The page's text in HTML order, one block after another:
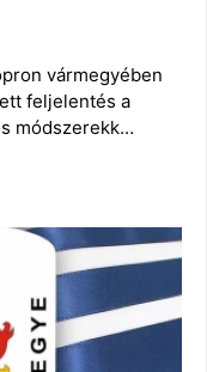
vármegyében
feljelentés a
módszerekk…